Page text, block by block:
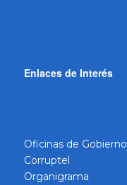
Enlaces de Interés
Oficinas de Gobierno
Corruptel
Organigrama